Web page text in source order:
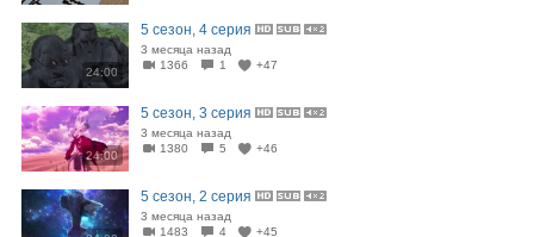
24:00
5 сезон, 4 серия
3 месяца назад
1366
1 +47
24:00
5 сезон, 3 серия
3 месяца назад
1380
5 +46
5 сезон, 2 серия
3 месяца назад
1483
4 +45